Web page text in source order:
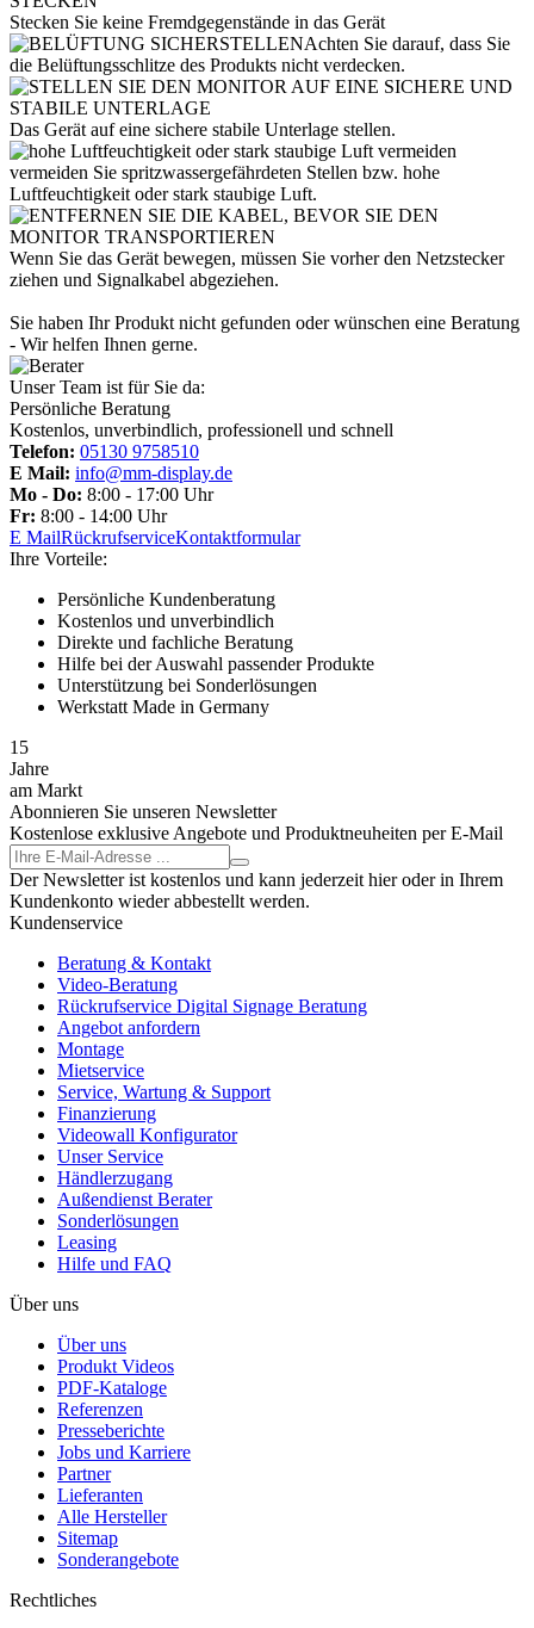
Stecken Sie keine Fremdgegenstände in das Gerät
Achten Sie darauf, dass Sie
die Belüftungsschlitze des Produkts nicht verdecken.
Das Gerät auf eine sichere stabile Unterlage stellen.
vermeiden Sie spritzwassergefährdeten Stellen bzw. hohe
Luftfeuchtigkeit oder stark staubige Luft.
Wenn Sie das Gerät bewegen, müssen Sie vorher den Netzstecker
ziehen und Signalkabel abgeziehen.
Sie haben Ihr Produkt nicht gefunden oder wünschen eine Beratung
- Wir helfen Ihnen gerne.
Unser Team ist für Sie da:
Persönliche Beratung
Kostenlos, unverbindlich, professionell und schnell
Telefon: 05130 9758510
E Mail: info@mm-display.de
Mo - Do: 8:00 - 17:00 Uhr
Fr: 8:00 - 14:00 Uhr
E MailRückrufserviceKontaktformular
Ihre Vorteile:
Persönliche Kundenberatung
Kostenlos und unverbindlich
Direkte und fachliche Beratung
Hilfe bei der Auswahl passender Produkte
Unterstützung bei Sonderlösungen
Werkstatt Made in Germany
15
Jahre
am Markt
Abonnieren Sie unseren Newsletter
Kostenlose exklusive Angebote und Produktneuheiten per E-Mail
Der Newsletter ist kostenlos und kann jederzeit hier oder in Ihrem
Kundenkonto wieder abbestellt werden.
Kundenservice
Beratung & Kontakt
Video-Beratung
Rückrufservice Digital Signage Beratung
Angebot anfordern
Montage
Mietservice
Service, Wartung & Support
Finanzierung
Videowall Konfigurator
Unser Service
Händlerzugang
Außendienst Berater
Sonderlösungen
Leasing
Hilfe und FAQ
Über uns
Über uns
Produkt Videos
PDF-Kataloge
Referenzen
Presseberichte
Jobs und Karriere
Partner
Lieferanten
Alle Hersteller
Sitemap
Sonderangebote
Rechtliches